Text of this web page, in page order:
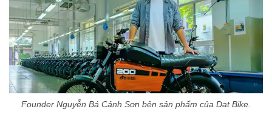
Founder Nguyễn Bá Cảnh Sơn bên sản phẩm của Dat Bike.